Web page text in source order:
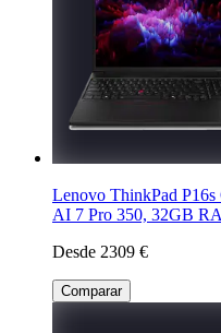
Lenovo ThinkPad
AI 7 Pro 350, 32GB
Desde 2309 €
Comparar